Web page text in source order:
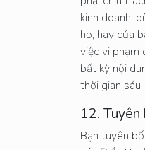
kinh doanh,
họ, hay của
việc vi phạm
bất kỳ nội
thời gian
12.
Bạn tuyên